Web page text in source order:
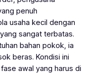
penuh
usaha kecil dengan
sangat terbatas.
bahan pokok, ia
beras. Kondisi ini
awal yang harus di